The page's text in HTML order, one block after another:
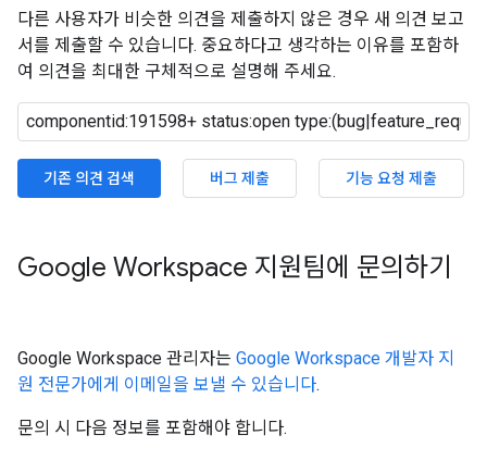
다른 사용자가 비슷한 의견을 제출하지 않은 경우 새 의견 보고
서를 제출할 수 있습니다. 중요하다고 생각하는 이유를 포함하
여 의견을 최대한 구체적으로 설명해 주세요.
기존 의견 검색 버그 제출 기능 요청 제출
Google Workspace 지원팀에 문의하기
Google Workspace 관리자는 Google Workspace 개발자 지
원 전문가에게 이메일을 보낼 수 있습니다.
문의 시 다음 정보를 포함해야 합니다.